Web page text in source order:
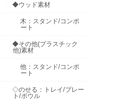
◆ウッド素材
木：スタンド/コンポ
ート
◆その他(プラスチック
他)素材
他：スタンド/コンポ
ート
◇のせる：トレイ/プレー
ト/ボウル